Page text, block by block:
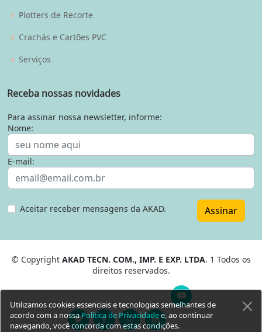
Plotters de Recorte
Crachás e Cartões PVC
Serviços
Receba nossas novidades
Para assinar nossa newsletter, informe:
Nome:
E-mail:
Aceitar receber mensagens da AKAD. Assinar
© Copyright AKAD TECN. COM., IMP. E EXP. LTDA. 1 Todos os
direitos reservados.
Utilizamos cookies essenciais e tecnologias semelhantes de
acordo com a nossaPolítica de Privacidadee, ao continuar
navegando, você concorda com estas condições.